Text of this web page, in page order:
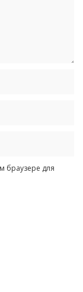
браузере для